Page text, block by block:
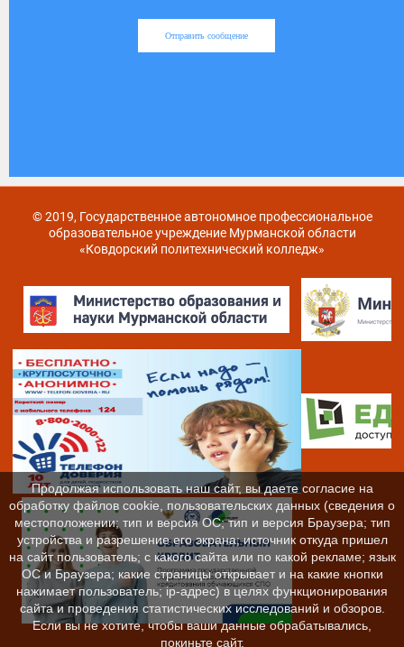
Отправить сообщение
© 2019, Государственное автономное профессиональное
образовательное учреждение Мурманской области
«Ковдорский политехнический колледж»
Продолжая использовать наш сайт, вы даете согласие на
обработку файлов cookie, пользовательских данных (сведения о
местоположении; тип и версия ОС; тип и версия Браузера; тип
устройства и разрешение его экрана; источник откуда пришел
на сайт пользователь; с какого сайта или по какой рекламе; язык
ОС и Браузера; какие страницы открывает и на какие кнопки
нажимает пользователь; ip-адрес) в целях функционирования
сайта и проведения статистических исследований и обзоров.
Если вы не хотите, чтобы ваши данные обрабатывались,
покиньте сайт.